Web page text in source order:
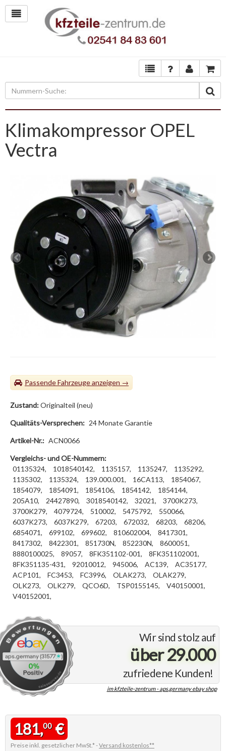
Klimakompressor OPEL
Vectra
Passende Fahrzeuge
Wir sind stolz auf
über 29.000
zufriedene Kunden!
im kfzteile-zentrum - aps.germany ebay shop
Zustand:Originalteil (neu)
Qualitäts-Versprechen: 24 Monate Garantie
Artikel-Nr.: ACN0066
Vergleichs- und OE-Nummern:
01135324,
1018540142, 1135157, 1135247,
1135292,
1135302,
1135324, 139.000.001, 16CA113,
1854067,
1854079,
1854091, 1854106, 1854142,
1854144,
205A10,
24427890, 3018540142, 32021,
3700K273,
3700K279,
4079724, 510002, 5475792,
550066,
6037K273,
6037K279, 67203, 672032, 68203,
68206,
6854071,
699102, 699602, 810602004,
8417301,
8417302,
8422301, 851730N, 852230N,
8600051,
8880100025,
89057, 8FK351102-001,
8FK351102001,
8FK351135-431,
92010012, 945006, AC139,
AC35177,
ACP101,
FC3453, FC3996, OLAK273,
OLAK279,
OLK273,
OLK279, QCO6D, TSP0155145,
V40150001,
V40152001,
181,00€
Preise inkl. gesetzlicher MwSt.* -Versand kostenlos**